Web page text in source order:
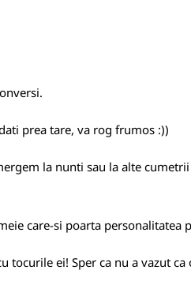
prea tare, va rog frumos :))
la nunti sau la alte cumetrii
care-si poarta personalitatea
ei! Sper ca nu a vazut